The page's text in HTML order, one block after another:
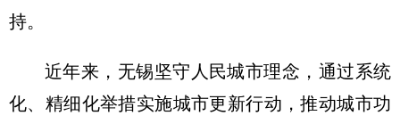
持。
近年来，无锡坚守人民城市理念，通过系统
化、精细化举措实施城市更新行动，推动城市功